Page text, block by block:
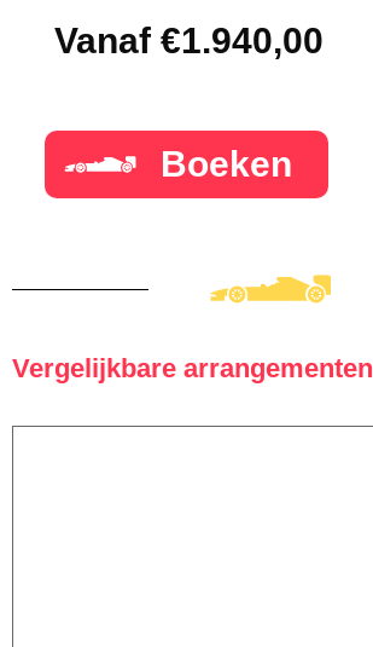
Vanaf €1.940,00
Boeken
Vergelijkbare arrangementen